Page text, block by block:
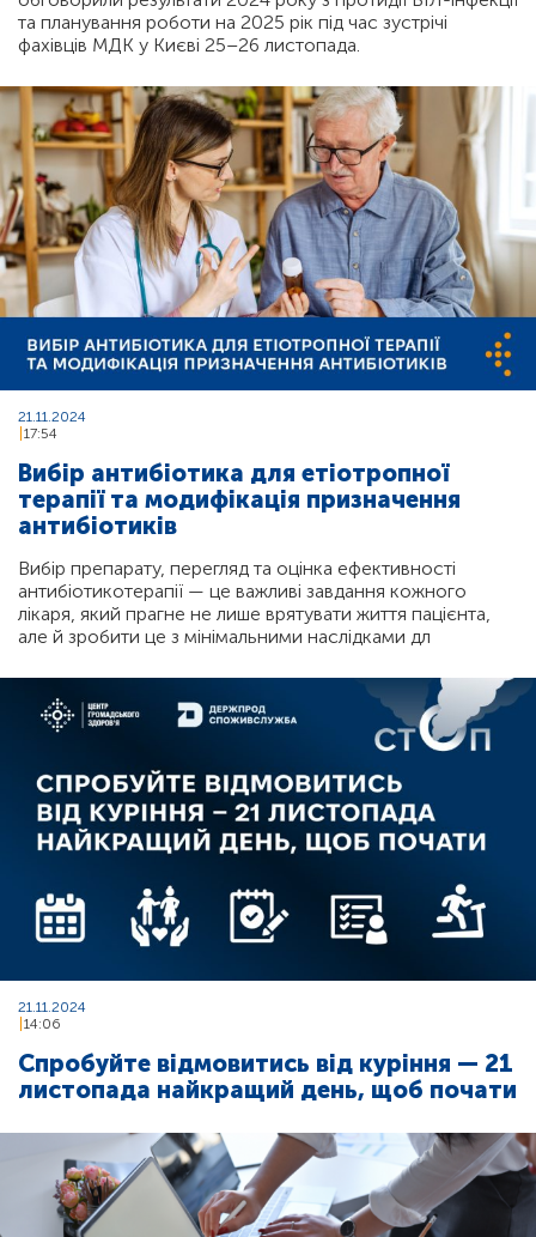
та планування роботи на 2025 рік під час зустрічі
фахівців МДК у Києві 25–26 листопада.
21.11.2024
17:54
Вибір антибіотика для етіотропної
терапії та модифікація призначення
антибіотиків
Вибір препарату, перегляд та оцінка ефективності
антибіотикотерапії — це важливі завдання кожного
лікаря, який прагне не лише врятувати життя пацієнта,
але й зробити це з мінімальними наслідками дл
21.11.2024
14:06
Спробуйте відмовитись від куріння — 21
листопада найкращий день, щоб почати